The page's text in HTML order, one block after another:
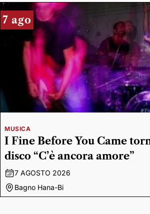
7 ago
MUSICA
I Fine Before You Came
disco “C’è ancora amore”
7 AGOSTO 2026
Bagno Hana-Bi